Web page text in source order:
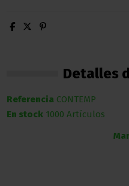
Detalles
Referencia CONTEMP
En stock 1000 Artículos